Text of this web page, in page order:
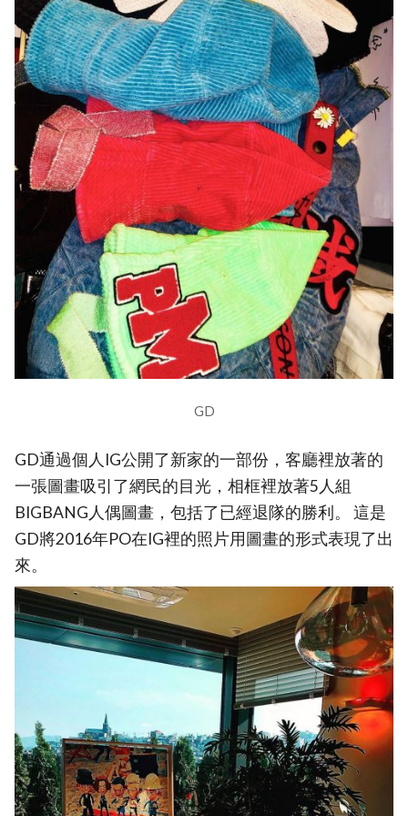
GD
GD通過個人IG公開了新家的一部份，客廳裡放著的
一張圖畫吸引了網民的目光，相框裡放著5人組
BIGBANG人偶圖畫，包括了已經退隊的勝利。 這是
GD將2016年PO在IG裡的照片用圖畫的形式表現了出
來。